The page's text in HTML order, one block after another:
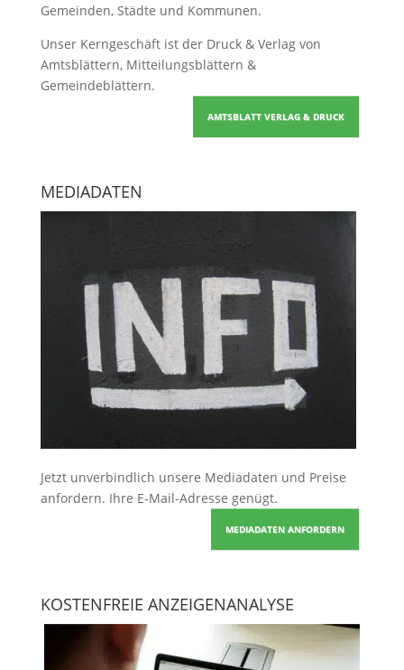
Gemeinden, Städte und Kommunen.
Unser Kerngeschäft ist der Druck & Verlag von
Amtsblättern, Mitteilungsblättern &
Gemeindeblättern.
AMTSBLATT VERLAG & DRUCK
MEDIADATEN
Jetzt unverbindlich unsere Mediadaten und Preise
anfordern. Ihre E-Mail-Adresse genügt.
MEDIADATEN ANFORDERN
KOSTENFREIE ANZEIGENANALYSE